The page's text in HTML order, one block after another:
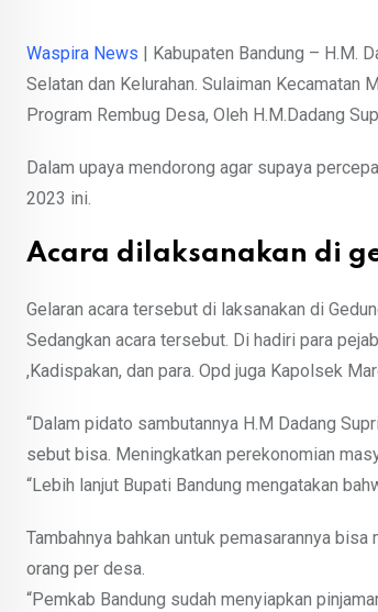
Waspira News | Kabupaten Bandung – H.M.
Selatan dan Kelurahan. Sulaiman Kecamatan
Program Rembug Desa, Oleh H.M.Dadang
Dalam upaya mendorong agar supaya
2023 ini.
Acara dilaksanakan di
Gelaran acara tersebut di laksanakan di
Sedangkan acara tersebut. Di hadiri para
,Kadispakan, dan para. Opd juga Kapolsek
“Dalam pidato sambutannya H.M Dadang
sebut bisa. Meningkatkan perekonomian
“Lebih lanjut Bupati Bandung mengatakan
Tambahnya bahkan untuk pemasarannya
orang per desa.
“Pemkab Bandung sudah menyiapkan